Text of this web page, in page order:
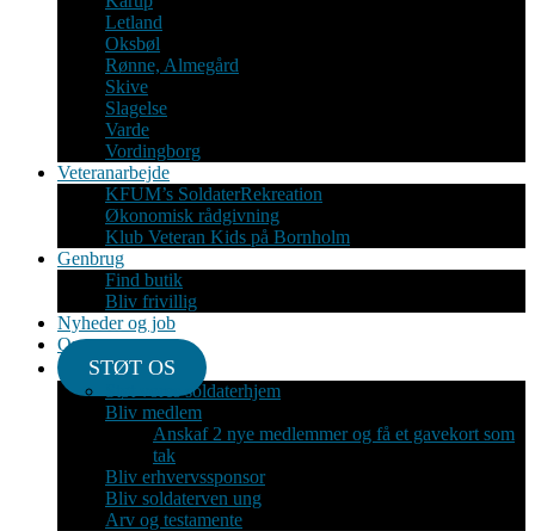
Letland
Oksbøl
Rønne, Almegård
Skive
Slagelse
Varde
Vordingborg
Veteranarbejde
KFUM’s SoldaterRekreation
Økonomisk rådgivning
Klub Veteran Kids på Bornholm
Genbrug
Find butik
Bliv frivillig
Nyheder og job
Om
STØT OS
Støt vores soldaterhjem
Bliv medlem
Anskaf 2 nye medlemmer og få et gavekort som
tak
Bliv erhvervssponsor
Bliv soldaterven ung
Arv og testamente